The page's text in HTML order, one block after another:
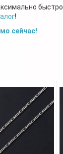
быстро.
!
сейчас!